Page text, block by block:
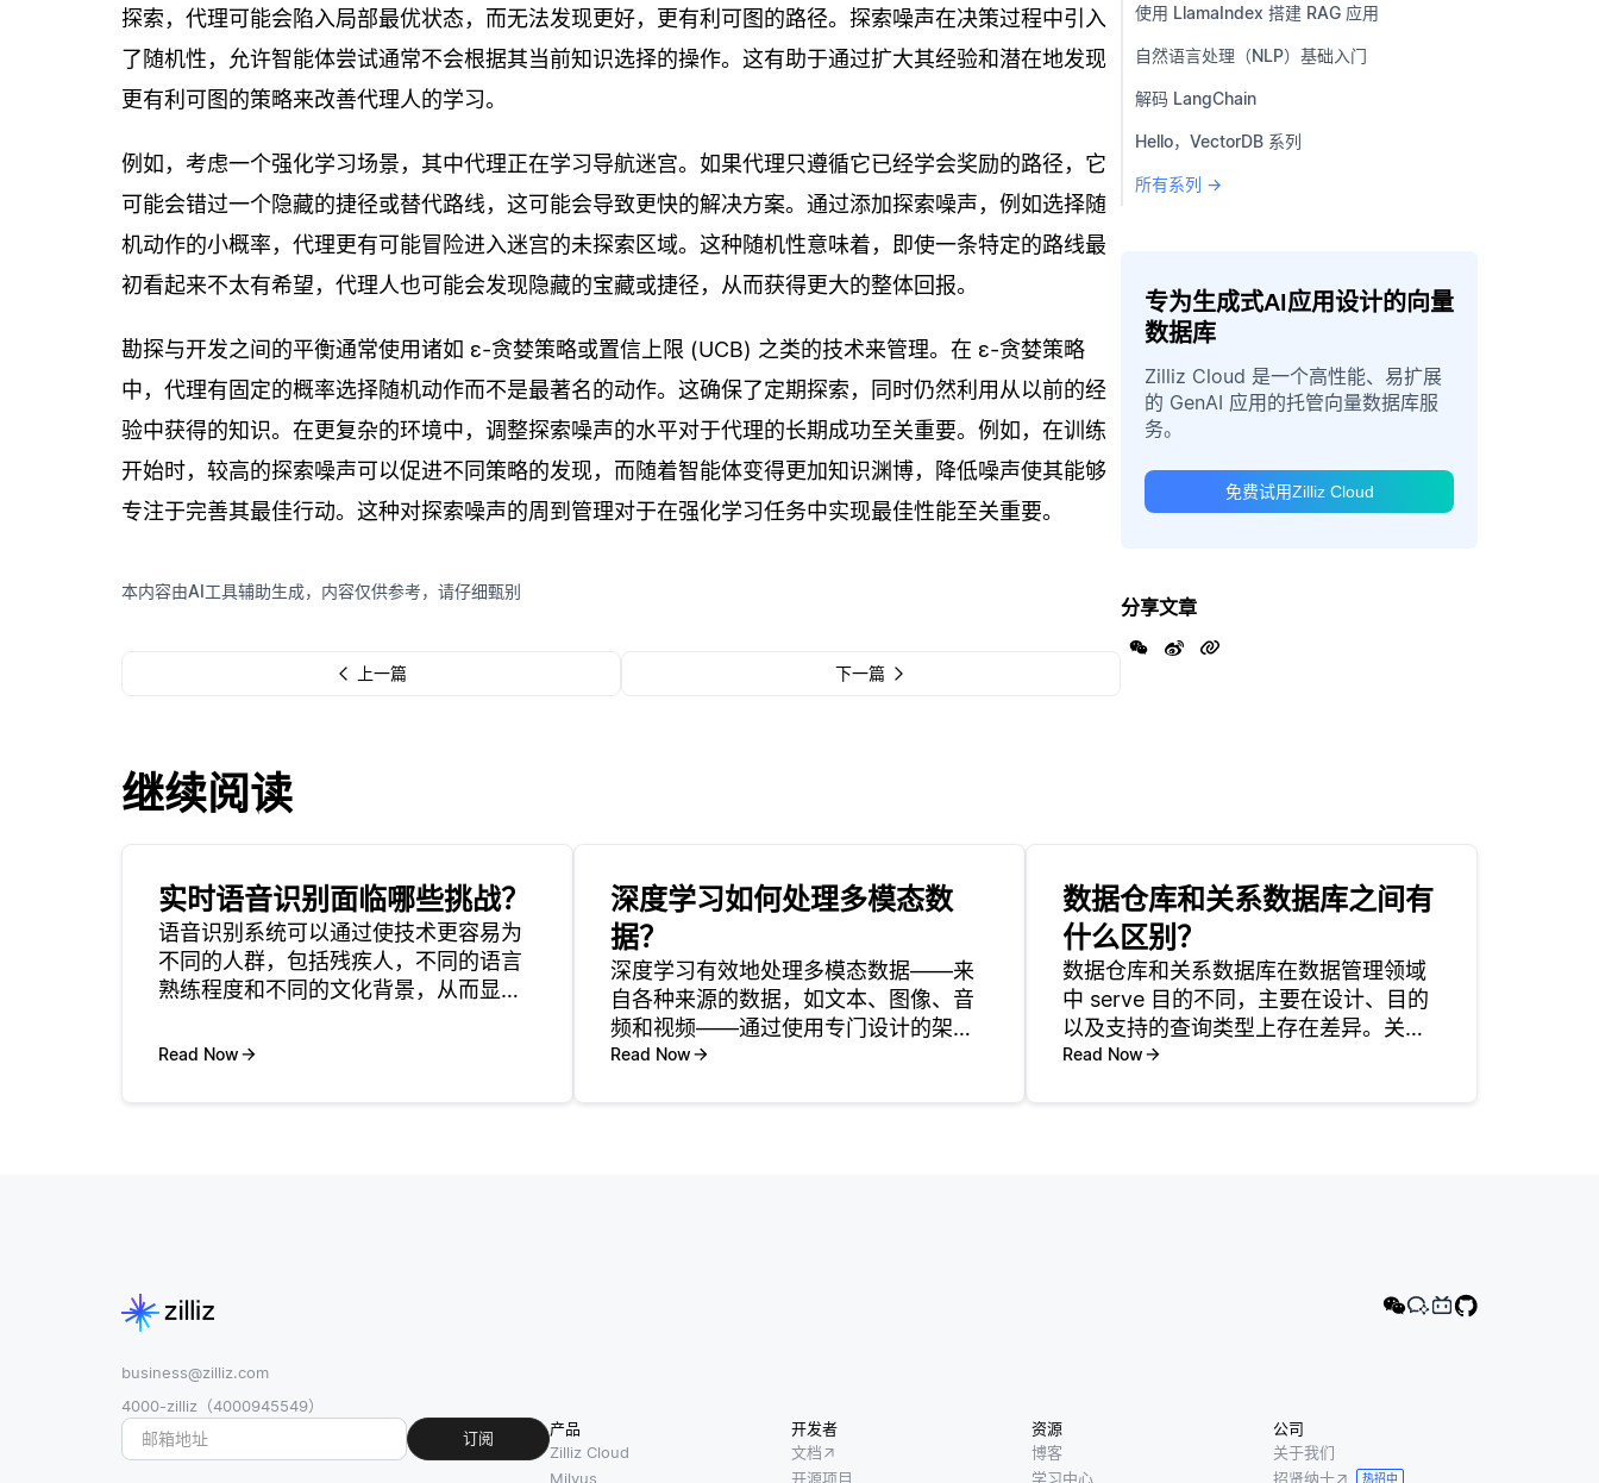
探索，代理可能会陷入局部最优状态，而无法发现更好，更有利可图的路径。探索噪声在决策过程中引入
了随机性，允许智能体尝试通常不会根据其当前知识选择的操作。这有助于通过扩大其经验和潜在地发现
更有利可图的策略来改善代理人的学习。
例如，考虑一个强化学习场景，其中代理正在学习导航迷宫。如果代理只遵循它已经学会奖励的路径，它
可能会错过一个隐藏的捷径或替代路线，这可能会导致更快的解决方案。通过添加探索噪声，例如选择随
机动作的小概率，代理更有可能冒险进入迷宫的未探索区域。这种随机性意味着，即使一条特定的路线最
初看起来不太有希望，代理人也可能会发现隐藏的宝藏或捷径，从而获得更大的整体回报。
勘探与开发之间的平衡通常使用诸如 ε-贪婪策略或置信上限 (UCB) 之类的技术来管理。在 ε-贪婪策略
中，代理有固定的概率选择随机动作而不是最著名的动作。这确保了定期探索，同时仍然利用从以前的经
验中获得的知识。在更复杂的环境中，调整探索噪声的水平对于代理的长期成功至关重要。例如，在训练
开始时，较高的探索噪声可以促进不同策略的发现，而随着智能体变得更加知识渊博，降低噪声使其能够
专注于完善其最佳行动。这种对探索噪声的周到管理对于在强化学习任务中实现最佳性能至关重要。
本内容由AI工具辅助生成，内容仅供参考，请仔细甄别
上一篇 下一篇
使用 LlamaIndex 搭建 RAG 应用
自然语言处理（NLP）基础入门
解码 LangChain
Hello，VectorDB 系列
所有系列 →
专为生成式AI应用设计的向量
数据库
Zilliz Cloud 是一个高性能、易扩展
的 GenAI 应用的托管向量数据库服
务。
免费试用Zilliz Cloud
分享文章
继续阅读
实时语音识别面临哪些挑战？
语音识别系统可以通过使技术更容易为
不同的人群，包括残疾人，不同的语言
熟练程度和不同的文化背景，从而显着
们的语音与设备和应用进行交互，打破
Read Now
深度学习如何处理多模态数
据？
深度学习有效地处理多模态数据——来
自各种来源的数据，如文本、图像、音
频和视频——通过使用专门设计的架构
来处理和整合不同类型的信息。一种常
Read Now
数据仓库和关系数据库之间有
什么区别？
数据仓库和关系数据库在数据管理领域
中 serve 目的不同，主要在设计、目的
以及支持的查询类型上存在差异。关系
数据库旨在在线事务处理（OLTP），侧
Read Now
business@zilliz.com
4000-zilliz（4000945549）
订阅
产品
Zilliz Cloud
Milvus
开发者
文档
开源项目
资源
博客
学习中心
公司
关于我们
招贤纳士
热招中